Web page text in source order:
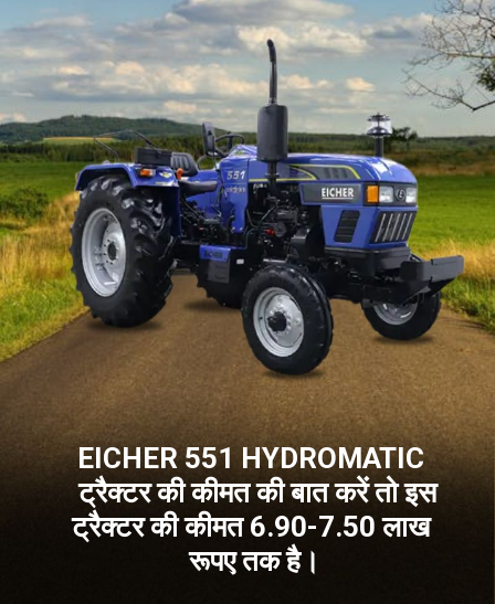
EICHER 551 HYDROMATIC
ट्रैक्टर की कीमत की बात करें तो इस
ट्रैक्टर की कीमत 6.90-7.50 लाख
रूपए तक है।